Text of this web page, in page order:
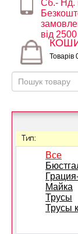
Сб.- Нд.
від
Товарів
Тип:
Все
Майка
Трусы
Трусы